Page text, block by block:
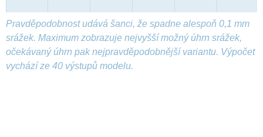
Pravděpodobnost udává šanci, že spadne alespoň 0,1 mm
srážek. Maximum zobrazuje nejvyšší možný úhrn srážek,
očekávaný úhrn pak nejpravděpodobnější variantu. Výpočet
vychází ze 40 výstupů modelu.